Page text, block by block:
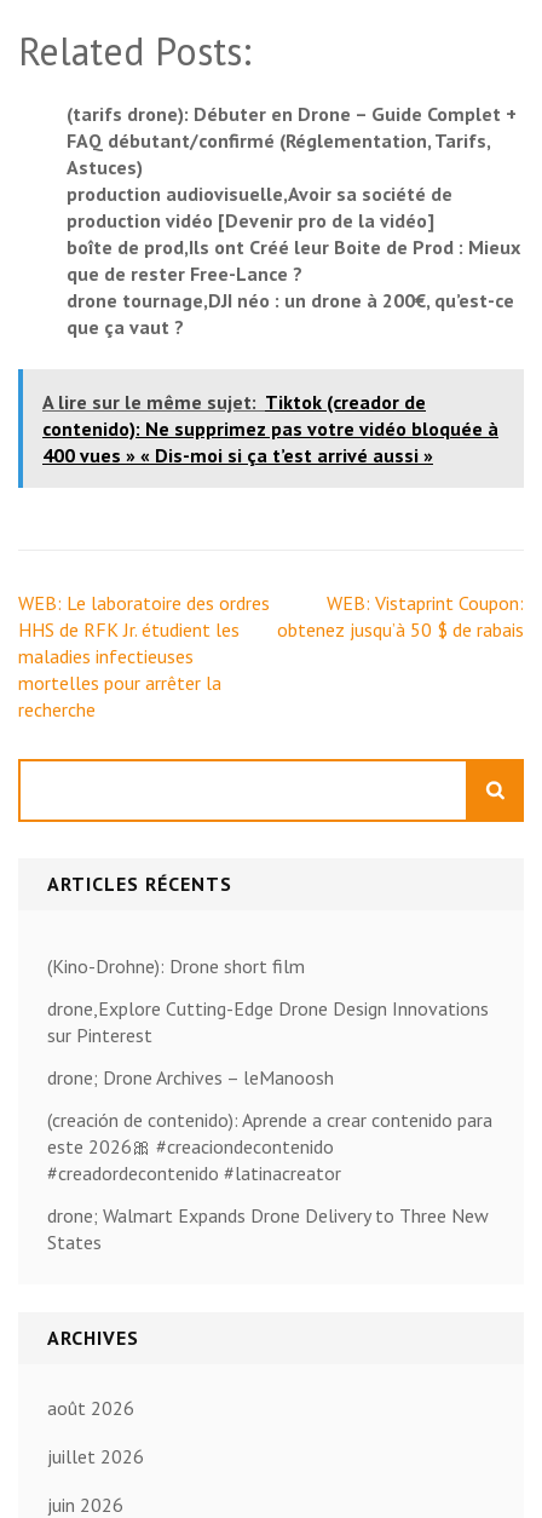
Related Posts:
(tarifs drone): Débuter en Drone – Guide Complet +
FAQ débutant/confirmé (Réglementation, Tarifs,
Astuces)
production audiovisuelle,Avoir sa société de
production vidéo [Devenir pro de la vidéo]
boîte de prod,Ils ont Créé leur Boite de Prod : Mieux
que de rester Free-Lance ?
drone tournage,DJI néo : un drone à 200€, qu’est-ce
que ça vaut ?
A lire sur le même sujet: Tiktok (creador de
contenido): Ne supprimez pas votre vidéo bloquée à
400 vues » « Dis-moi si ça t’est arrivé aussi »
Navigation
de
l’article
WEB: Le laboratoire des ordres
HHS de RFK Jr. étudient les
maladies infectieuses
mortelles pour arrêter la
recherche
WEB: Vistaprint Coupon:
obtenez jusqu’à 50 $ de rabais
ARTICLES RÉCENTS
(Kino-Drohne): Drone short film
drone,Explore Cutting-Edge Drone Design Innovations
sur Pinterest
drone; Drone Archives – leManoosh
(creación de contenido): Aprende a crear contenido para
este 2026🎀 #creaciondecontenido
#creadordecontenido #latinacreator
drone; Walmart Expands Drone Delivery to Three New
States
ARCHIVES
août 2026
juillet 2026
juin 2026